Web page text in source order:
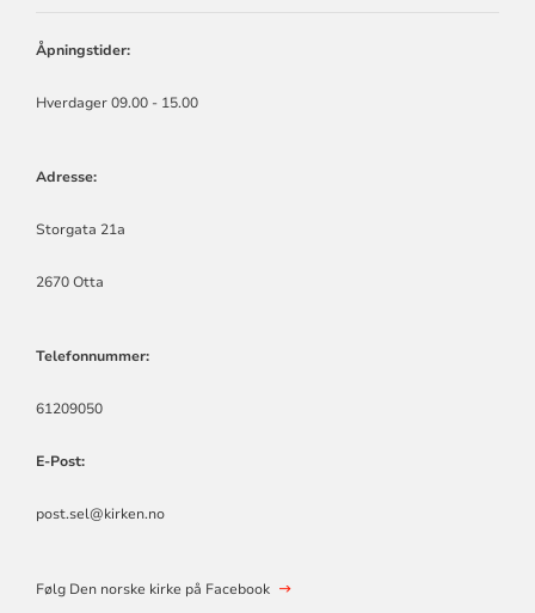
Åpningstider:
Hverdager 09.00 - 15.00
Adresse:
Storgata 21a
2670 Otta
Telefonnummer:
61209050
E-Post:
post.sel@kirken.no
Følg Den norske kirke på Facebook